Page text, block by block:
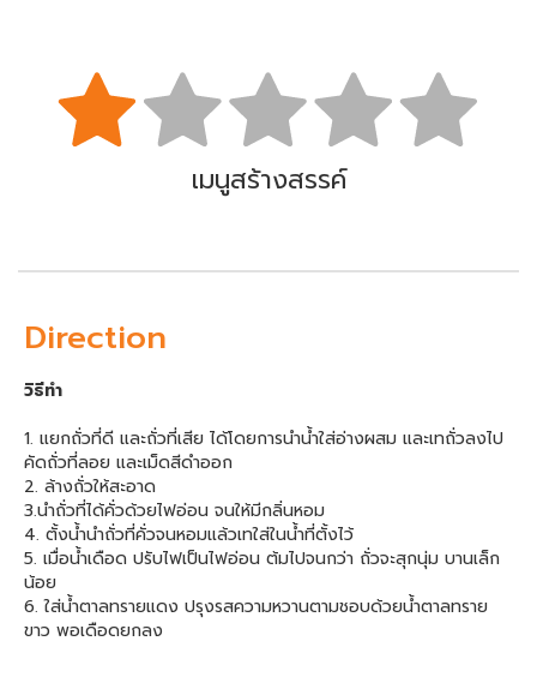
เมนูสร้างสรรค์
Direction
วิธีทำ
1. แยกถั่วที่ดี และถั่วที่เสีย ได้โดยการนำน้ำใส่อ่างผสม และเทถั่วลงไป
คัดถั่วที่ลอย และเม็ดสีดำออก
2. ล้างถั่วให้สะอาด
3.นำถั่วที่ได้คั่วด้วยไฟอ่อน จนให้มีกลิ่นหอม
4. ตั้งน้ำนำถั่วที่คั่วจนหอมแล้วเทใส่ในน้ำที่ตั้งไว้
5. เมื่อน้ำเดือด ปรับไฟเป็นไฟอ่อน ต้มไปจนกว่า ถั่วจะสุกนุ่ม บานเล็ก
น้อย
6. ใส่น้ำตาลทรายแดง ปรุงรสความหวานตามชอบด้วยน้ำตาลทราย
ขาว พอเดือดยกลง